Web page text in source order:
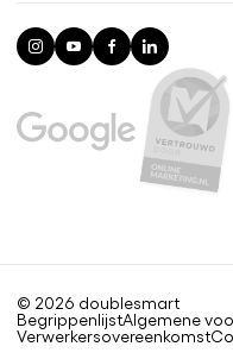
© 2026 doublesmart
BegrippenlijstAlgemene
Verwerkers​overeenkomst​